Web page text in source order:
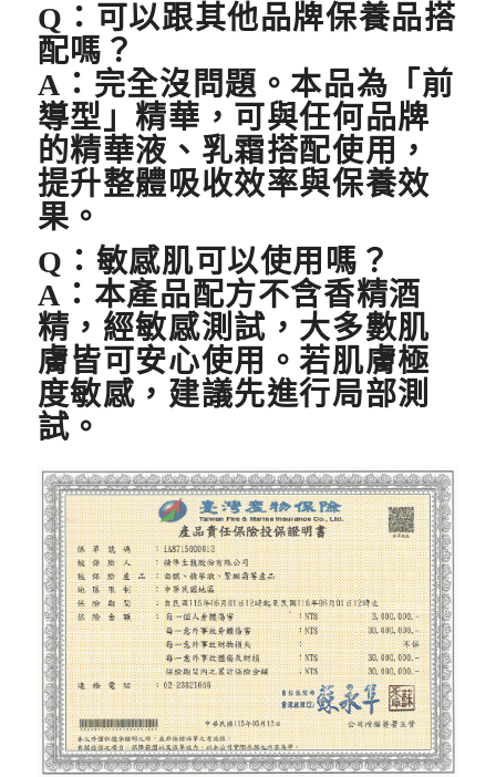
Q ：可以跟其他品牌保養品搭
配嗎？
A：完全沒問題。本品為「前
導型」精華，可與任何品牌
的精華液、乳霜搭配使用，
提升整體吸收效率與保養效
果。
Q ：敏感肌可以使用嗎？
A：本產品配方不含香精酒
精，經敏感測試，大多數肌
膚皆可安心使用。若肌膚極
度敏感，建議先進行局部測
試。